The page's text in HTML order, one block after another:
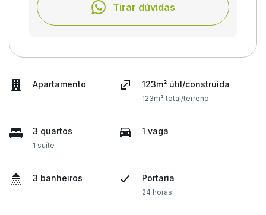
Tirar dúvidas
Apartamento 123m² útil/construída
123m² total/terreno
3 quartos
1 suíte
1 vaga
3 banheiros Portaria
24 horas